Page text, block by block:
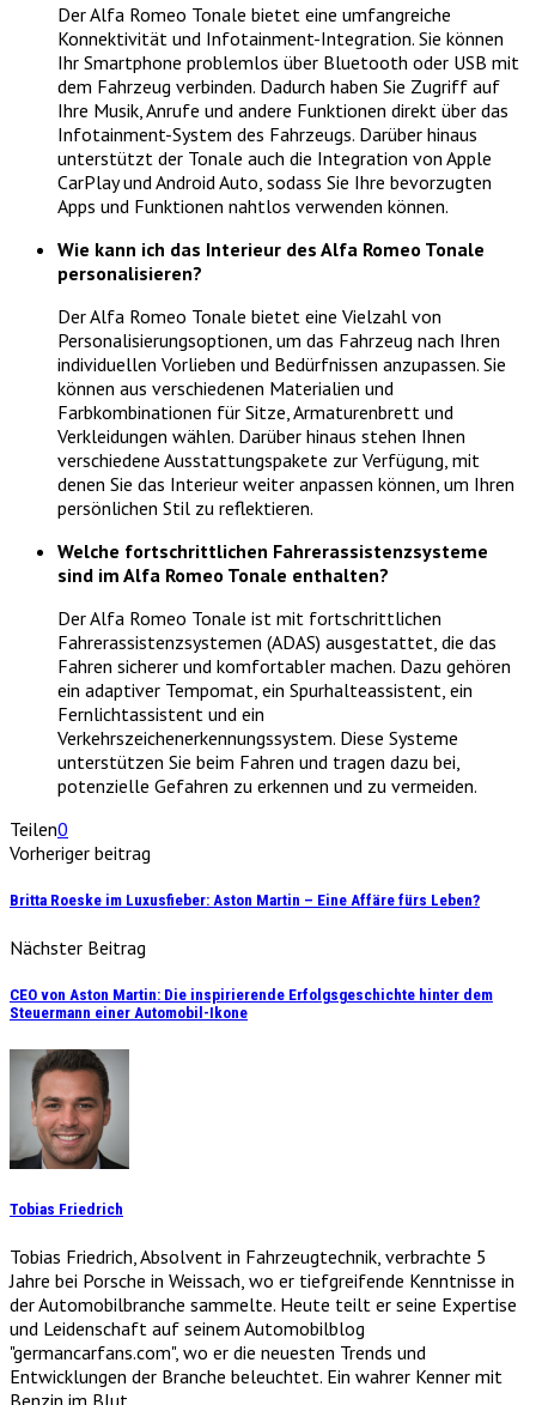
Der Alfa Romeo Tonale bietet eine umfangreiche
Konnektivität und Infotainment-Integration. Sie können
Ihr Smartphone problemlos über Bluetooth oder USB mit
dem Fahrzeug verbinden. Dadurch haben Sie Zugriff auf
Ihre Musik, Anrufe und andere Funktionen direkt über das
Infotainment-System des Fahrzeugs. Darüber hinaus
unterstützt der Tonale auch die Integration von Apple
CarPlay und Android Auto, sodass Sie Ihre bevorzugten
Apps und Funktionen nahtlos verwenden können.
Wie kann ich das Interieur des Alfa Romeo Tonale
personalisieren?
Der Alfa Romeo Tonale bietet eine Vielzahl von
Personalisierungsoptionen, um das Fahrzeug nach Ihren
individuellen Vorlieben und Bedürfnissen anzupassen. Sie
können aus verschiedenen Materialien und
Farbkombinationen für Sitze, Armaturenbrett und
Verkleidungen wählen. Darüber hinaus stehen Ihnen
verschiedene Ausstattungspakete zur Verfügung, mit
denen Sie das Interieur weiter anpassen können, um Ihren
persönlichen Stil zu reflektieren.
Welche fortschrittlichen Fahrerassistenzsysteme
sind im Alfa Romeo Tonale enthalten?
Der Alfa Romeo Tonale ist mit fortschrittlichen
Fahrerassistenzsystemen (ADAS) ausgestattet, die das
Fahren sicherer und komfortabler machen. Dazu gehören
ein adaptiver Tempomat, ein Spurhalteassistent, ein
Fernlichtassistent und ein
Verkehrszeichenerkennungssystem. Diese Systeme
unterstützen Sie beim Fahren und tragen dazu bei,
potenzielle Gefahren zu erkennen und zu vermeiden.
Teilen0
Vorheriger beitrag
Britta Roeske im Luxusfieber: Aston Martin – Eine Affäre fürs Leben?
Nächster Beitrag
CEO von Aston Martin: Die inspirierende Erfolgsgeschichte hinter dem
Steuermann einer Automobil-Ikone
Tobias Friedrich
Tobias Friedrich, Absolvent in Fahrzeugtechnik, verbrachte 5
Jahre bei Porsche in Weissach, wo er tiefgreifende Kenntnisse in
der Automobilbranche sammelte. Heute teilt er seine Expertise
und Leidenschaft auf seinem Automobilblog
"germancarfans.com", wo er die neuesten Trends und
Entwicklungen der Branche beleuchtet. Ein wahrer Kenner mit
Benzin im Blut.